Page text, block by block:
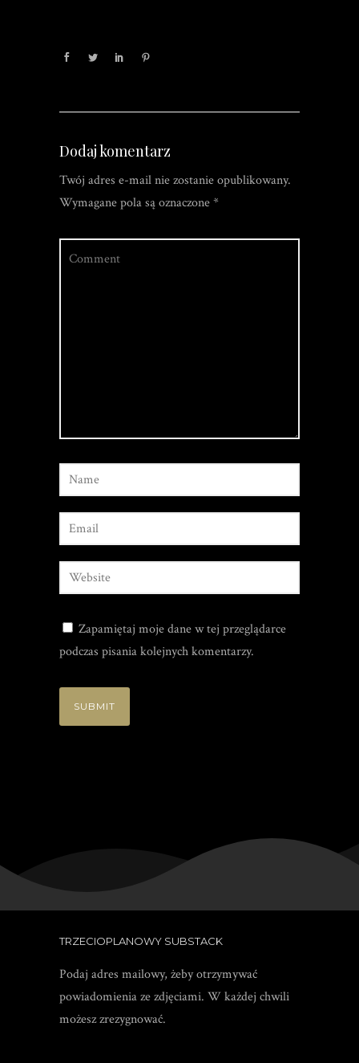
Dodaj komentarz
Twój adres e-mail nie zostanie opublikowany.
Wymagane pola są oznaczone*
Zapamiętaj moje dane w tej przeglądarce
podczas pisania kolejnych komentarzy.
TRZECIOPLANOWY SUBSTACK
Podaj adres mailowy, żeby otrzymywać
powiadomienia ze zdjęciami. W każdej chwili
możesz zrezygnować.